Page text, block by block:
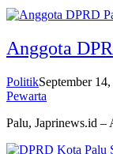
Anggota
PolitikSeptember
Pewarta
Palu, Japrinews.id